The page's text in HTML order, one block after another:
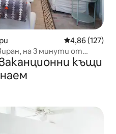
Средна
4,86 (127)
на 3 минути от
къщи